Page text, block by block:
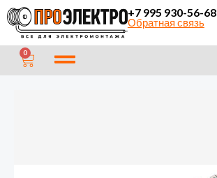
Перейти
содержимому
+7 995 930-56-68
Обратная связь
0 CART